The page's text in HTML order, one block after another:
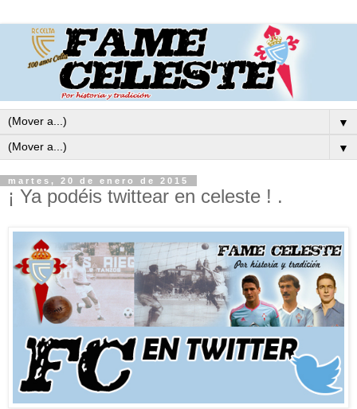
▼
▼
martes, 20 de enero de 2015
¡ Ya podéis twittear en celeste ! .